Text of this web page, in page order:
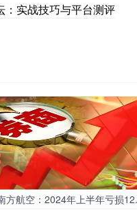
：实战技巧与平台测评
方航空：2024年上半年亏损